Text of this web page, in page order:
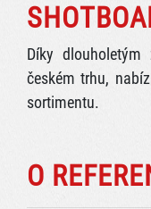
Díky
českém trhu,
sortimentu.
O